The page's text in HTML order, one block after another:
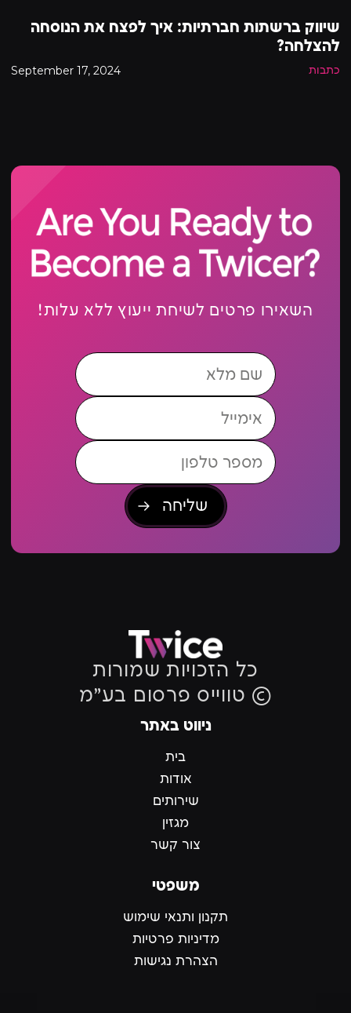
שיווק ברשתות חברתיות: איך לפצח את הנוסחה
להצלחה?
כתבות September 17, 2024
השאירו פרטים לשיחת ייעוץ ללא עלות!
כל הזכויות שמורות
© טווייס פרסום בע״מ
ניווט באתר
בית
אודות
שירותים
מגזין
צור קשר
משפטי
תקנון ותנאי שימוש
מדיניות פרטיות
הצהרת נגישות